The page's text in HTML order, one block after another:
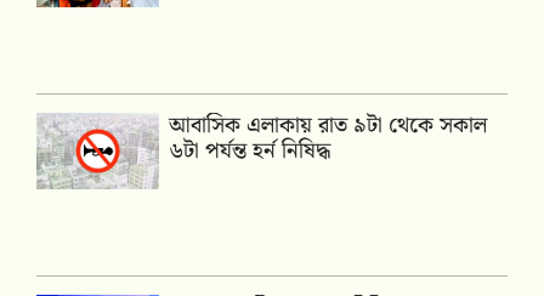
আবাসিক এলাকায় রাত ৯টা থেকে সকাল
৬টা পর্যন্ত হর্ন নিষিদ্ধ